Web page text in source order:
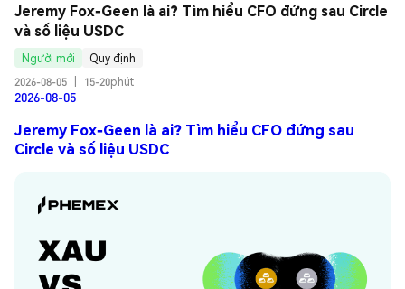
Jeremy Fox-Geen là ai? Tìm hiểu CFO đứng sau Circle
và số liệu USDC
Người mới
Quy định
2026-08-05
15-20phút
2026-08-05
Jeremy Fox-Geen là ai? Tìm hiểu CFO đứng sau
Circle và số liệu USDC